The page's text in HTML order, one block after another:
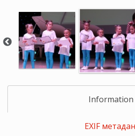
Information
EXIF